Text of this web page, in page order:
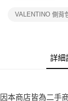
１．透過由恩沛科技
易，需依本服務之必
３．未成年的使用者
「AFTEE先享後付
請求用戶進行身份認
海外宅配
VALENTINO 側背
詳細
因本商店皆為二手